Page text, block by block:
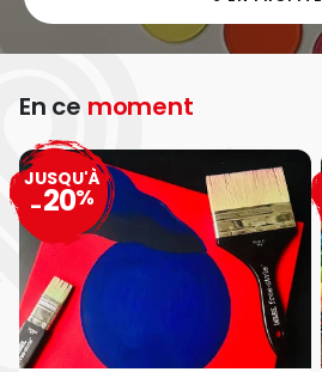
En ce moment
JUSQU'À
-20%